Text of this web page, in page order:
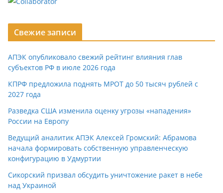
Свежие записи
АПЭК опубликовало свежий рейтинг влияния глав
субъектов РФ в июле 2026 года
КПРФ предложила поднять МРОТ до 50 тысяч рублей с
2027 года
Разведка США изменила оценку угрозы «нападения»
России на Европу
Ведущий аналитик АПЭК Алексей Громский: Абрамова
начала формировать собственную управленческую
конфигурацию в Удмуртии
Сикорский призвал обсудить уничтожение ракет в небе
над Украиной